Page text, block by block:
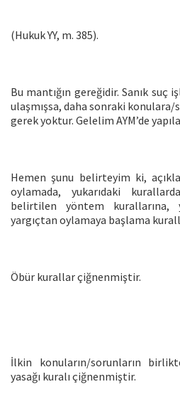
(Hukuk YY, m. 385).
Bu mantığın gereğidir. Sanık
ulaşmışsa, daha sonraki
gerek yoktur. Gelelim AYM’de
Hemen şunu belirteyim ki,
oylamada, yukarıdaki
belirtilen yöntem kurallarına,
yargıçtan oylamaya başlama
Öbür kurallar çiğnenmiştir.
İlkin konuların/sorunların
yasağı kuralı çiğnenmiştir.